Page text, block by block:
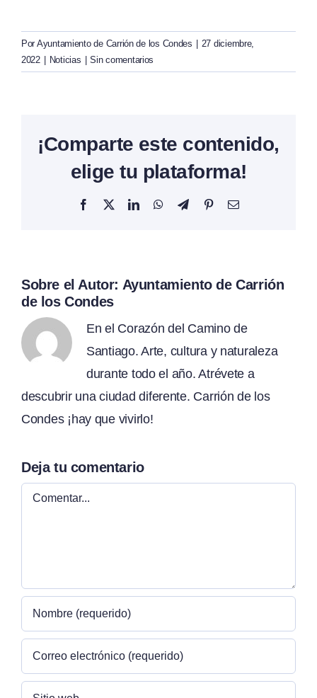
Por Ayuntamiento de Carrión de los Condes | 27 diciembre,
2022 | Noticias | Sin comentarios
¡Comparte este contenido,
elige tu plataforma!
Facebook
X LinkedInWhatsAppTelegramPinterestCorreo
Sobre el Autor: Ayuntamiento de Carrión
de los Condes
En el Corazón del Camino de
Santiago. Arte, cultura y naturaleza
durante todo el año. Atrévete a
descubrir una ciudad diferente. Carrión de los
Condes ¡hay que vivirlo!
Deja tu comentario
Comentar